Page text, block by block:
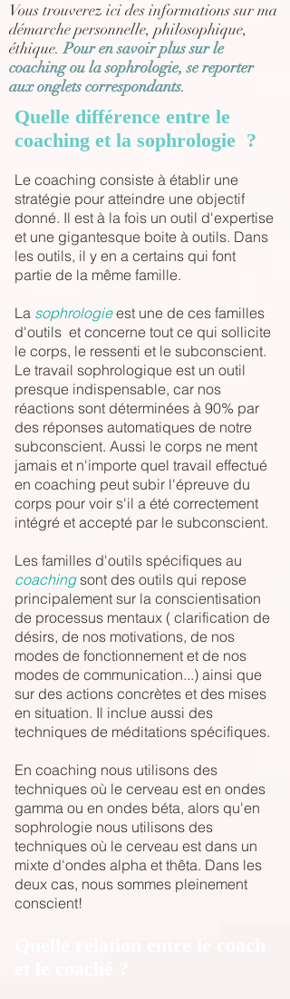
Vous trouverez ici des informations sur ma
démarche personnelle, philosophique,
éthique.Pour en savoir plus sur le
coaching ou la sophrologie, se reporter
aux onglets correspondants.
Quelle différence entre le
coaching et la sophrologie ?
Le coaching consiste à établir une
stratégie pour atteindre une objectif
donné. Il est à la fois un outil d'expertise
et une gigantesque boite à outils. Dans
les outils, il y en a certains qui font
partie de la même famille.
La sophrologieest une de ces familles
d'outils et concerne tout ce qui sollicite
le corps, le ressenti et le subconscient.
Le travail sophrologique est un outil
presque indispensable, car nos
réactions sont déterminées à 90% par
des réponses automatiques de notre
subconscient. Aussi le corps ne ment
jamais et n'importe quel travail effectué
en coaching peut subir l'épreuve du
corps pour voir s'il a été correctement
intégré et accepté par le subconscient.
Les familles d'outils spécifiques au
coachingsont des outils qui repose
principalement sur la conscientisation
de processus mentaux ( clarification de
désirs, de nos motivations, de nos
modes de fonctionnement et de nos
modes de communication...) ainsi que
sur des actions concrètes et des mises
en situation. Il inclue aussi des
techniques de méditations spécifiques.
En coaching nous utilisons des
techniques où le cerveau est en ondes
gamma ou en ondes béta, alors qu'en
sophrologie nous utilisons des
techniques où le cerveau est dans un
mixte d'ondes alpha et thêta. Dans les
deux cas, nous sommes pleinement
conscient!